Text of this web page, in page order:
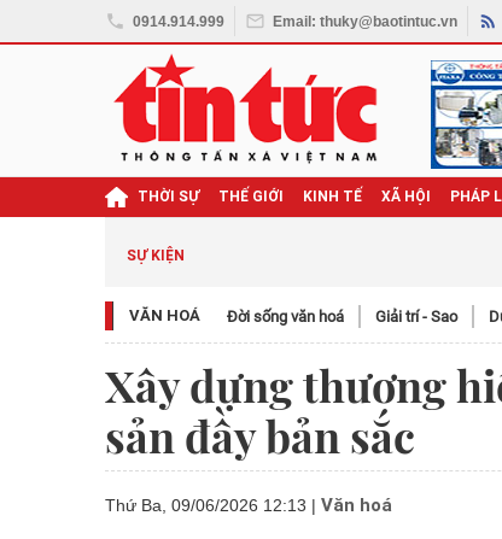
0914.914.999 Email: thuky@baotintuc.vn
THỜI SỰ THẾ GIỚI KINH TẾ XÃ HỘI PHÁP
SỰ KIỆN
VĂN HOÁ Đời sống văn hoá Giải trí - Sao
Xây dựng thương
sản đầy bản sắc
Thứ Ba, 09/06/2026 12:13 | Văn hoá